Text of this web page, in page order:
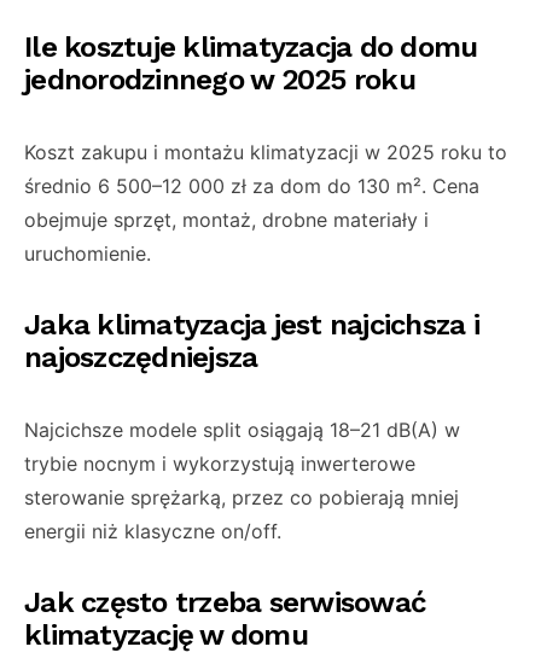
Ile kosztuje klimatyzacja do domu
jednorodzinnego w 2025 roku
Koszt zakupu i montażu klimatyzacji w 2025 roku to
średnio 6 500–12 000 zł za dom do 130 m². Cena
obejmuje sprzęt, montaż, drobne materiały i
uruchomienie.
Jaka klimatyzacja jest najcichsza i
najoszczędniejsza
Najcichsze modele split osiągają 18–21 dB(A) w
trybie nocnym i wykorzystują inwerterowe
sterowanie sprężarką, przez co pobierają mniej
energii niż klasyczne on/off.
Jak często trzeba serwisować
klimatyzację w domu